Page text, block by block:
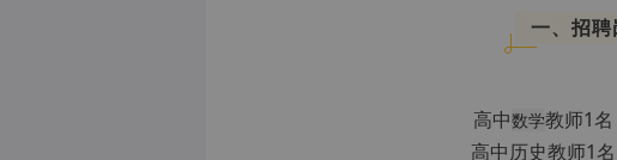
一、招
高中数学教师1
高中历史教师1